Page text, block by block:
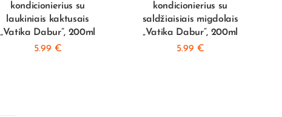
kondicionierius su
laukiniais kaktusais
„Vatika Dabur”, 200ml
5.99 €
kondicionierius su
saldžiaisiais migdolais
„Vatika Dabur”, 200ml
5.99 €